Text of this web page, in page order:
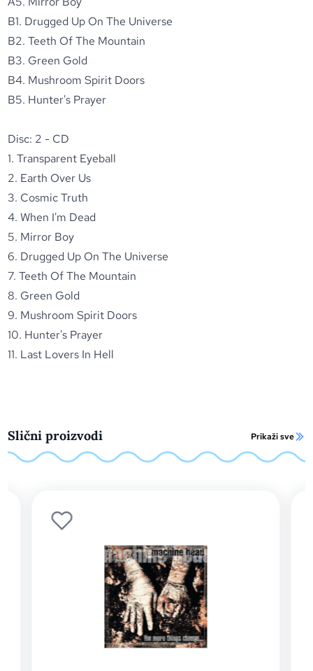
B1. Drugged Up On The Universe
B2. Teeth Of The Mountain
B3. Green Gold
B4. Mushroom Spirit Doors
B5. Hunter's Prayer
Disc: 2 - CD
1. Transparent Eyeball
2. Earth Over Us
3. Cosmic Truth
4. When I'm Dead
5. Mirror Boy
6. Drugged Up On The Universe
7. Teeth Of The Mountain
8. Green Gold
9. Mushroom Spirit Doors
10. Hunter's Prayer
11. Last Lovers In Hell
Slični proizvodi Prikaži sve